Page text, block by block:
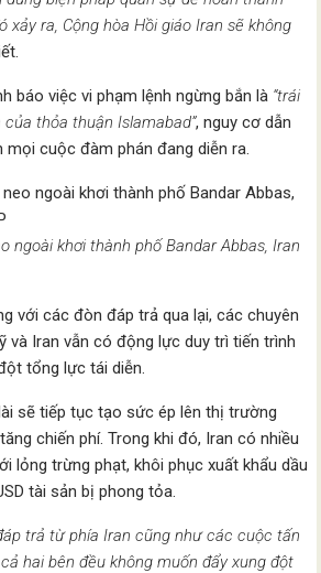
xảy ra, Cộng hòa Hồi giáo Iran sẽ không
báo việc vi phạm lệnh ngừng bắn là “trái
thỏa thuận Islamabad”, nguy cơ dẫn
cuộc đàm phán đang diễn ra.
ngoài khơi thành phố Bandar Abbas, Iran
với các đòn đáp trả qua lại, các chuyên
và Iran vẫn có động lực duy trì tiến trình
tổng lực tái diễn.
sẽ tiếp tục tạo sức ép lên thị trường
chiến phí. Trong khi đó, Iran có nhiều
lỏng trừng phạt, khôi phục xuất khẩu dầu
tài sản bị phong tỏa.
trả từ phía Iran cũng như các cuộc tấn
hai bên đều không muốn đẩy xung đột